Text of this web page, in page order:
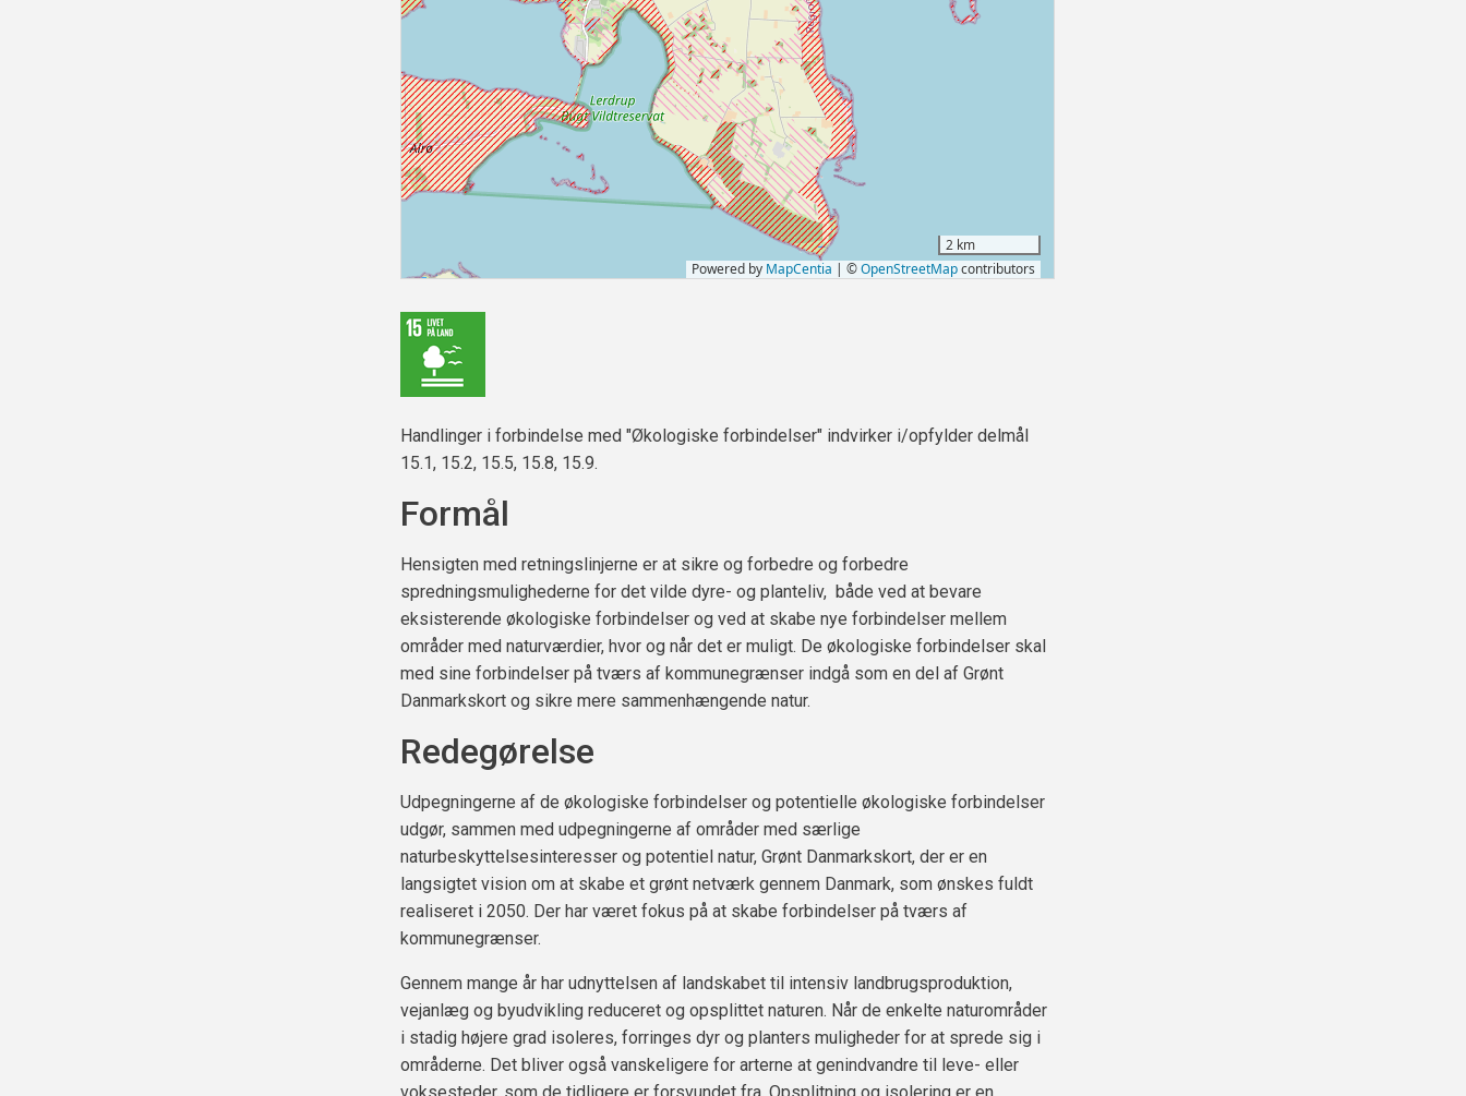
Handlinger i forbindelse med "Økologiske forbindelser" indvirker i/opfylder delmål
15.1, 15.2, 15.5, 15.8, 15.9.
Formål
Hensigten med retningslinjerne er at sikre og forbedre og forbedre
spredningsmulighederne for det vilde dyre- og planteliv, både ved at bevare
eksisterende økologiske forbindelser og ved at skabe nye forbindelser mellem
områder med naturværdier, hvor og når det er muligt. De økologiske forbindelser skal
med sine forbindelser på tværs af kommunegrænser indgå som en del af Grønt
Danmarkskort og sikre mere sammenhængende natur.
Redegørelse
Udpegningerne af de økologiske forbindelser og potentielle økologiske forbindelser
udgør, sammen med udpegningerne af områder med særlige
naturbeskyttelsesinteresser og potentiel natur, Grønt Danmarkskort, der er en
langsigtet vision om at skabe et grønt netværk gennem Danmark, som ønskes fuldt
realiseret i 2050. Der har været fokus på at skabe forbindelser på tværs af
kommunegrænser.
Gennem mange år har udnyttelsen af landskabet til intensiv landbrugsproduktion,
vejanlæg og byudvikling reduceret og opsplittet naturen. Når de enkelte naturområder
i stadig højere grad isoleres, forringes dyr og planters muligheder for at sprede sig i
områderne. Det bliver også vanskeligere for arterne at genindvandre til leve- eller